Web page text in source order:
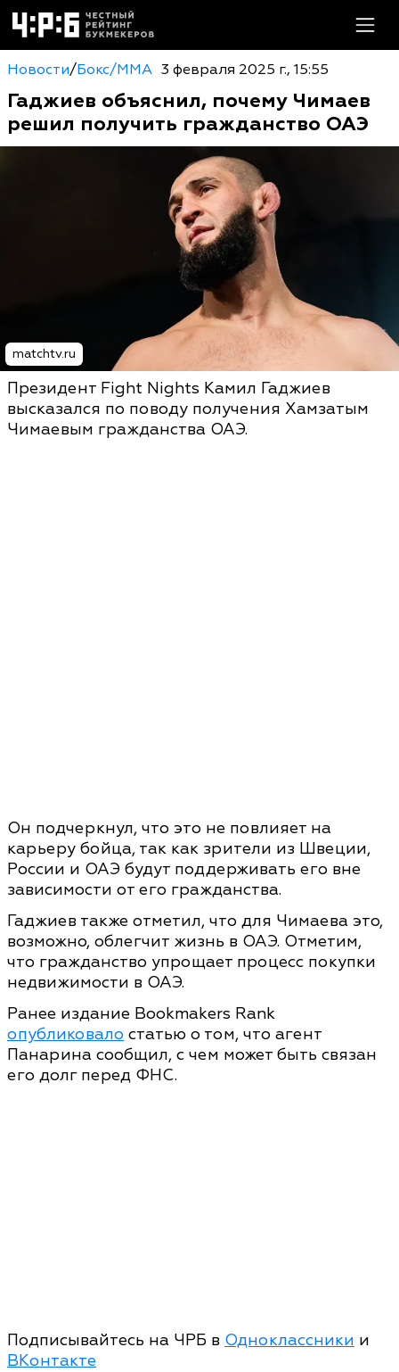
Новости/Бокс/MMA 3 февраля 2025 г., 15:55
Гаджиев объяснил, почему Чимаев
решил получить гражданство ОАЭ
matchtv.ru
Президент Fight Nights Камил Гаджиев
высказался по поводу получения Хамзатым
Чимаевым гражданства ОАЭ.
Он подчеркнул, что это не повлияет на
карьеру бойца, так как зрители из Швеции,
России и ОАЭ будут поддерживать его вне
зависимости от его гражданства.
Гаджиев также отметил, что для Чимаева это,
возможно, облегчит жизнь в ОАЭ. Отметим,
что гражданство упрощает процесс покупки
недвижимости в ОАЭ.
Ранее издание Bookmakers Rank
опубликовало статью о том, что агент
Панарина сообщил, с чем может быть связан
его долг перед ФНС.
Подписывайтесь на ЧРБ в Одноклассники и
ВКонтакте